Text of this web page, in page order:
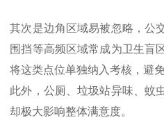
其次是边角区域易被忽略，公
围挡等高频区域常成为卫生盲
将这类点位单独纳入考核，避
此外，公厕、垃圾站异味、蚊
却极大影响整体满意度。